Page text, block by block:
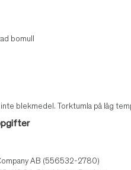
bomull
inte blekmedel. Torktumla på låg
AB (556532-2780)